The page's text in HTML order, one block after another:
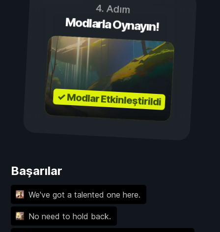
4. Adım
Modlarla Oynayın!
✓ Modlar Etkinleştirildi
Başarılar
We've got a talented one here.
No need to hold back.